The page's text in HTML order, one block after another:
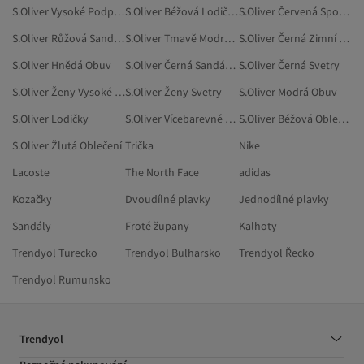
S.Oliver Vysoké Podpatky
S.Oliver Béžová Lodičky
S.Oliver Červená Sportovní Boty
S.Oliver Růžová Sandály A Pantofle
S.Oliver Tmavě Modrá Sportovní Boty
S.Oliver Černá Zimní Bundy
S.Oliver Hnědá Obuv
S.Oliver Černá Sandály A Pantofle S.Oliver Černá Svetry
S.Oliver Ženy Vysoké PodpatkyS.Oliver Ženy Svetry
S.Oliver Modrá Obuv
S.Oliver Lodičky
S.Oliver Vícebarevné Svetry
S.Oliver Béžová Oblečení
S.Oliver Žlutá Oblečení Trička
Nike
Lacoste
The North Face
adidas
Kozačky
Dvoudílné plavky
Jednodílné plavky
Sandály
Froté župany
Kalhoty
Trendyol Turecko
Trendyol Bulharsko
Trendyol Řecko
Trendyol Rumunsko
Trendyol